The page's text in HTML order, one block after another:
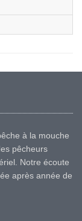
à la mouche
pêcheurs
Notre écoute
après année de